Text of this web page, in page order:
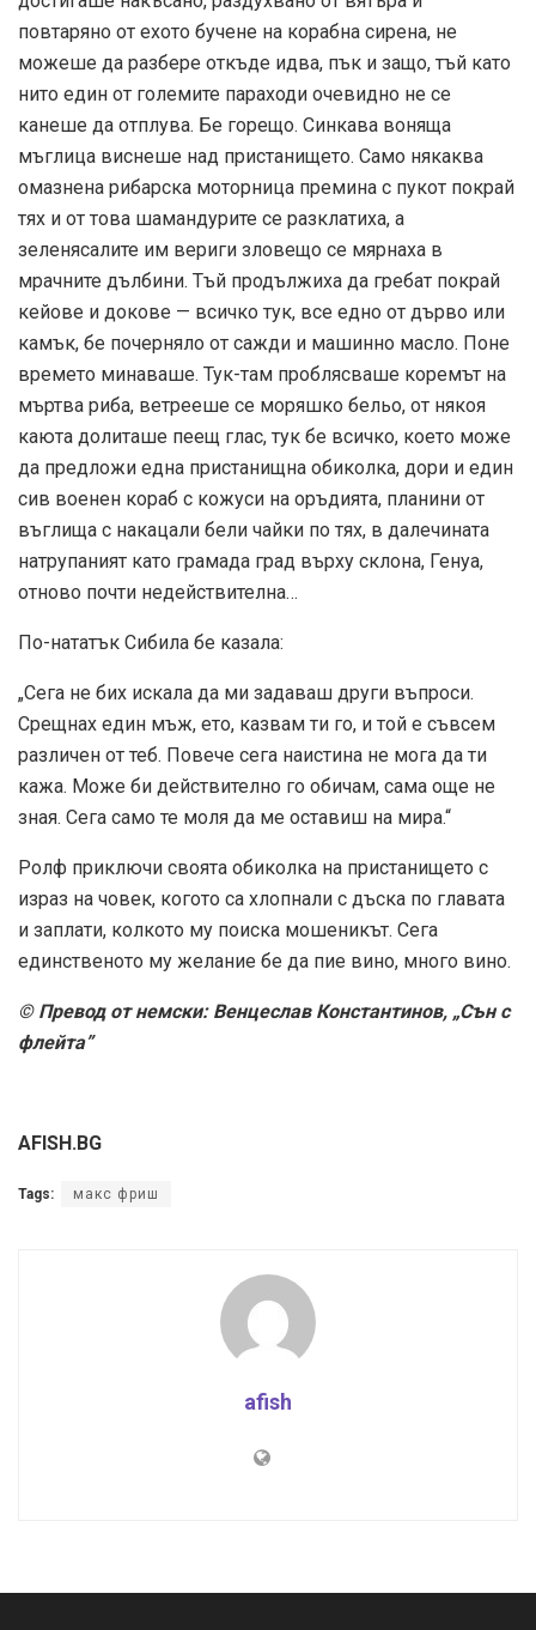
повтаряно от ехото бучене на корабна сирена, не
можеше да разбере откъде идва, пък и защо, тъй като
нито един от големите параходи очевидно не се
канеше да отплува. Бе горещо. Синкава воняща
мъглица виснеше над пристанището. Само някаква
омазнена рибарска моторница премина с пукот покрай
тях и от това шамандурите се разклатиха, а
зеленясалите им вериги зловещо се мярнаха в
мрачните дълбини. Тъй продължиха да гребат покрай
кейове и докове — всичко тук, все едно от дърво или
камък, бе почерняло от сажди и машинно масло. Поне
времето минаваше. Тук-там проблясваше коремът на
мъртва риба, ветрееше се моряшко бельо, от някоя
каюта долиташе пеещ глас, тук бе всичко, което може
да предложи една пристанищна обиколка, дори и един
сив военен кораб с кожуси на оръдията, планини от
въглища с накацали бели чайки по тях, в далечината
натрупаният като грамада град върху склона, Генуа,
отново почти недействителна…
По-нататък Сибила бе казала:
„Сега не бих искала да ми задаваш други въпроси.
Срещнах един мъж, ето, казвам ти го, и той е съвсем
различен от теб. Повече сега наистина не мога да ти
кажа. Може би действително го обичам, сама още не
зная. Сега само те моля да ме оставиш на мира.“
Ролф приключи своята обиколка на пристанището с
израз на човек, когото са хлопнали с дъска по главата
и заплати, колкото му поиска мошеникът. Сега
единственото му желание бе да пие вино, много вино.
© Превод от немски: Венцеслав Константинов, „Сън с
флейта”
AFISH.BG
Tags: макс фриш
afish